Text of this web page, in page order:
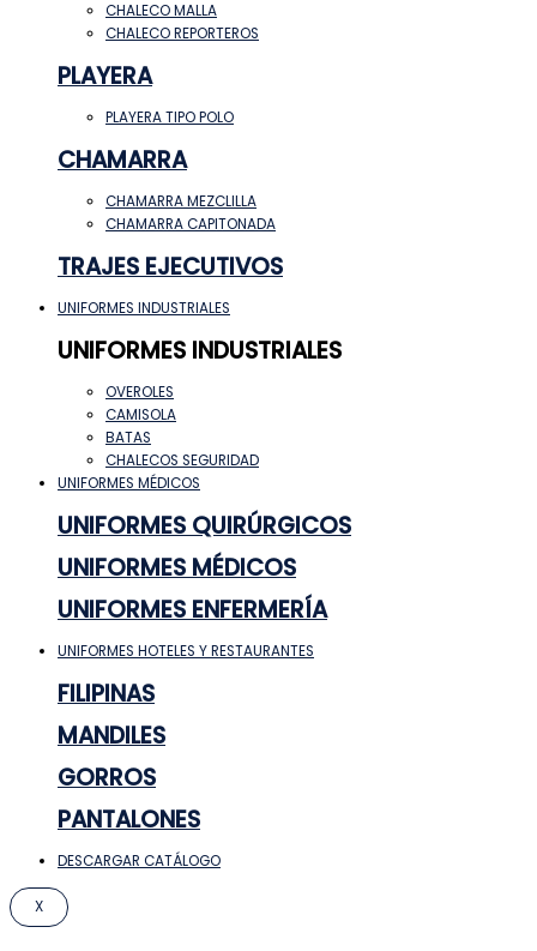
CHALECO MALLA
CHALECO REPORTEROS
PLAYERA
PLAYERA TIPO POLO
CHAMARRA
CHAMARRA MEZCLILLA
CHAMARRA CAPITONADA
TRAJES EJECUTIVOS
UNIFORMES INDUSTRIALES
UNIFORMES INDUSTRIALES
OVEROLES
CAMISOLA
BATAS
CHALECOS SEGURIDAD
UNIFORMES MÉDICOS
UNIFORMES QUIRÚRGICOS
UNIFORMES MÉDICOS
UNIFORMES ENFERMERÍA
UNIFORMES HOTELES Y RESTAURANTES
FILIPINAS
MANDILES
GORROS
PANTALONES
DESCARGAR CATÁLOGO
X